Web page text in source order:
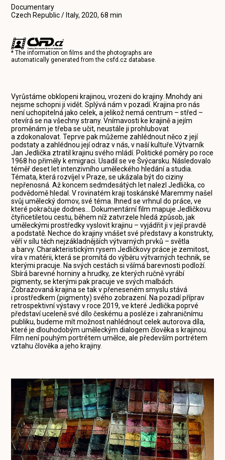
Documentary
Czech Republic / Italy, 2020, 68 min
* The information on films and the photographs are
automatically generated from thecsfd.cz database.
Vyrůstáme obklopeni krajinou, vrozeni do krajiny. Mnohdy ani
nejsme schopni ji vidět. Splývá nám v pozadí. Krajina pro nás
není uchopitelná jako celek, a jelikož nemá centrum – střed –
otevírá se na všechny strany. Vnímavosti ke krajině a jejím
proměnám je třeba se učit, neustále ji prohlubovat
a zdokonalovat. Teprve pak můžeme zahlédnout něco z její
podstaty a zahlédnou její odraz v nás, v naší kultuře.Výtvarník
Jan Jedlička ztratil krajinu svého mládí. Politické poměry po roce
1968 ho přiměly k emigraci. Usadil se ve Švýcarsku. Následovalo
téměř deset let intenzivního uměleckého hledání a studia.
Témata, která rozvíjel v Praze, se ukázala být do ciziny
nepřenosná. Až koncem sedmdesátých let nalezl Jedlička, co
podvědomě hledal. V rovinatém kraji toskánské Maremmy našel
svůj umělecký domov, své téma. Ihned se vrhnul do práce, ve
které pokračuje dodnes... Dokumentární film mapuje Jedličkovu
čtyřicetiletou cestu, během níž zatvrzele hledá způsob, jak
uměleckými prostředky vyslovit krajinu – vyjádřit ji v její pravdě
a podstatě. Nechce do krajiny vnášet své představy a konstrukty,
věří v sílu těch nejzákladnějších výtvarných prvků – světla
a barvy. Charakteristickým rysem Jedličkovy práce je zemitost,
víra v matérii, která se promítá do výběru výtvarných technik, se
kterými pracuje. Na svých cestách si všímá barevnosti podloží.
Sbírá barevné horniny a hrudky, ze kterých ručně vyrábí
pigmenty, se kterými pak pracuje ve svých malbách.
Zobrazovaná krajina se tak v přeneseném smyslu stává
i prostředkem (pigmenty) svého zobrazení. Na pozadí příprav
retrospektivní výstavy v roce 2019, ve které Jedlička poprvé
představí uceleně své dílo českému a posléze i zahraničnímu
publiku, budeme mít možnost nahlédnout celek autorova díla,
které je dlouhodobým uměleckým dialogem člověka s krajinou.
Film není pouhým portrétem umělce, ale především portrétem
vztahu člověka a jeho krajiny.